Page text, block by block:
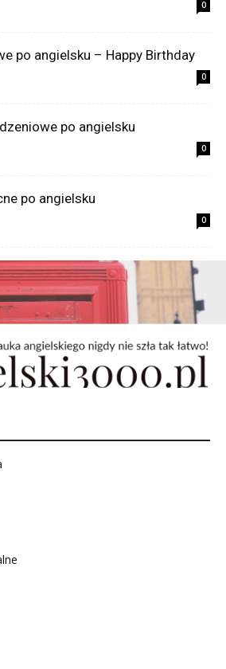
0
po angielsku – Happy Birthday
0
po angielsku
0
po angielsku
0